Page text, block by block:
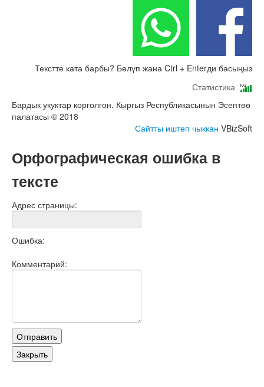
Текстте ката барбы? Бөлүп жана Ctrl + Enterди басыңыз
Статистика
Бардык укуктар корголгон. Кыргыз Республикасынын Эсептөө
палатасы © 2018
Сайтты иштеп чыккан VBizSoft
Орфографическая ошибка в
тексте
Адрес страницы:
Ошибка:
Комментарий: